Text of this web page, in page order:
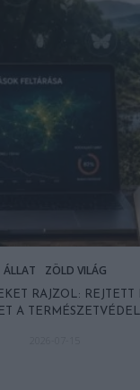
ÁLLAT ZÖLD VILÁG
RAJZOL: REJTETT
A